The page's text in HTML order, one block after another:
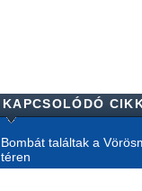
KAPCSOLÓDÓ
Bombát találtak a
téren